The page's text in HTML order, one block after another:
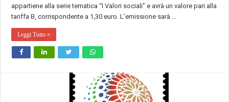
appartiene alla serie tematica “I Valori sociali” e avrà un valore pari alla
tariffa B, corrispondente a 1,30 euro. L’emissione sarà …
Leggi Tutto »